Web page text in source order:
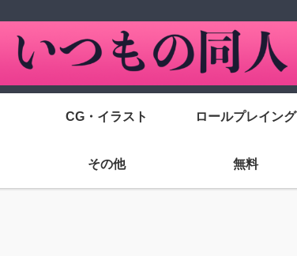
CG・イラスト ロールプレイング
その他 無料